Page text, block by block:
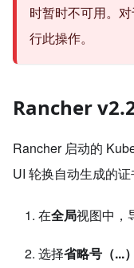
时暂时不可用。
行此操作。
Rancher
Rancher 启动的
UI 轮换自动生成的证
在全局视图中，
选择省略号（...